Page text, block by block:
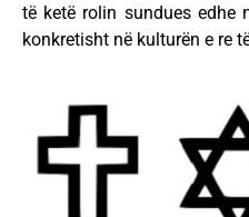
të ketë rolin sundues edhe
konkretisht në kulturën e re